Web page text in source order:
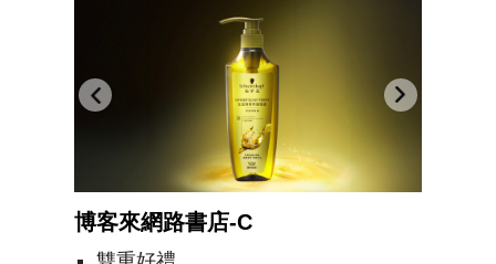
博客來網路書店-C